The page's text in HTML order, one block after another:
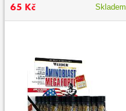
65 Kč Skladem